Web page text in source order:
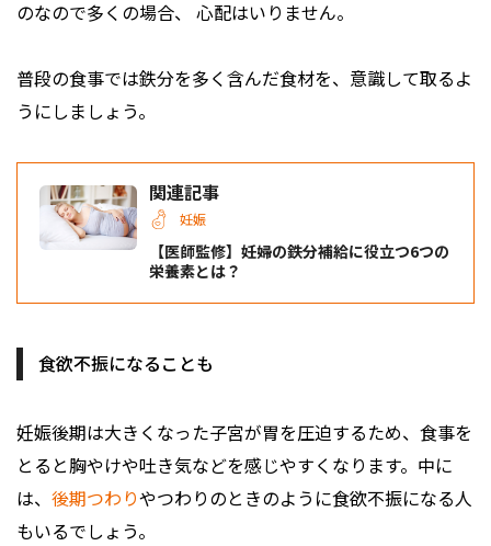
のなので多くの場合、 心配はいりません。
普段の食事では鉄分を多く含んだ食材を、意識して取るよ
うにしましょう。
関連記事
妊娠
【医師監修】妊婦の鉄分補給に役立つ6つの
栄養素とは？
食欲不振になることも
妊娠後期は大きくなった子宮が胃を圧迫するため、食事を
とると胸やけや吐き気などを感じやすくなります。中に
は、 後期つわりやつわりのときのように食欲不振になる人
もいるでしょう。